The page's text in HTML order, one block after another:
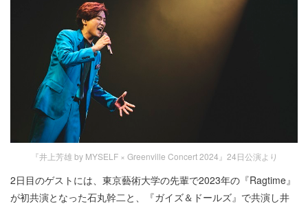
『井上芳雄 by MYSELF × Greenville Concert 2024』24日公演より
2日目のゲストには、東京藝術大学の先輩で2023年の『Ragtime』
が初共演となった石丸幹二と、『ガイズ＆ドールズ』で共演し井